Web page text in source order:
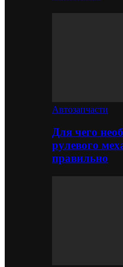
Автозапчасти
Для чего
рулевого
правильно